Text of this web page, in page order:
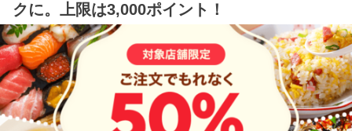
クに。上限は3,000ポイント！